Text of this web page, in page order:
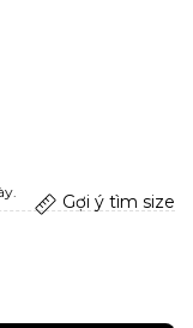
Gợi ý tìm size